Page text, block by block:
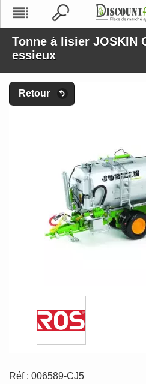
Tonne à lisier JOSKIN
essieux
Retour
Réf : 006589-CJ5